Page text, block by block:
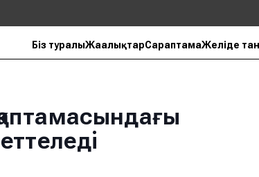
Біз туралыЖаңалықтарСараптамаЖеліде